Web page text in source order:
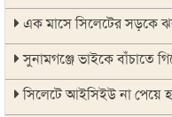
এক মাসে সিলেটের সড়কে
সুনামগঞ্জে ভাইকে বাঁচাতে
সিলেটে আইসিইউ না পেয়ে